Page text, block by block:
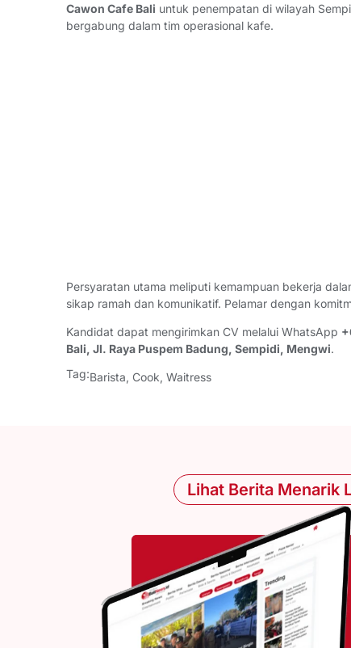
Cawon Cafe Bali untuk penempatan di wilayah
bergabung dalam tim operasional kafe.
Persyaratan utama meliputi kemampuan bekerja
sikap ramah dan komunikatif. Pelamar dengan
Kandidat dapat mengirimkan CV melalui WhatsApp
Bali, Jl. Raya Puspem Badung, Sempidi, Mengwi.
Tag:Barista, Cook, Waitress
Lihat Berita Menarik